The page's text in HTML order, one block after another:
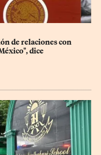
de relaciones con
dice